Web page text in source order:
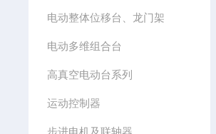
电动整体位移台、龙门架
电动多维组合台
高真空电动台系列
运动控制器
步进电机及联轴器